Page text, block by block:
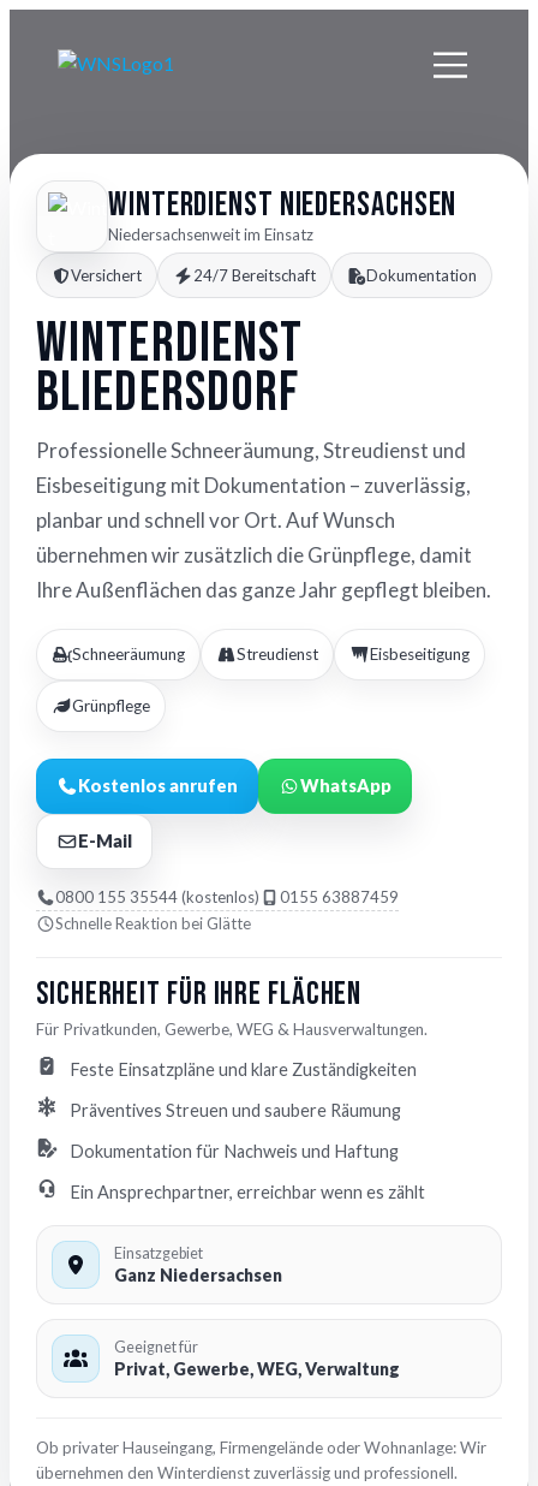
Winterdienst Niedersachsen
Niedersachsenweit im Einsatz
Versichert 24/7 Bereitschaft Dokumentation
Winterdienst
Bliedersdorf
Professionelle Schneeräumung, Streudienst und
Eisbeseitigung mit Dokumentation – zuverlässig,
planbar und schnell vor Ort. Auf Wunsch
übernehmen wir zusätzlich die Grünpflege, damit
Ihre Außenflächen das ganze Jahr gepflegt bleiben.
Schneeräumung Streudienst Eisbeseitigung
Grünpflege
Kostenlos anrufen WhatsApp
E-Mail
0800 155 35544 (kostenlos)
0155 63887459
Schnelle Reaktion bei Glätte
Sicherheit für Ihre Flächen
Für Privatkunden, Gewerbe, WEG & Hausverwaltungen.
Feste Einsatzpläne und klare Zuständigkeiten
Präventives Streuen und saubere Räumung
Dokumentation für Nachweis und Haftung
Ein Ansprechpartner, erreichbar wenn es zählt
Einsatzgebiet
Ganz Niedersachsen
Geeignet für
Privat, Gewerbe, WEG, Verwaltung
Ob privater Hauseingang, Firmengelände oder Wohnanlage: Wir
übernehmen den Winterdienst zuverlässig und professionell.